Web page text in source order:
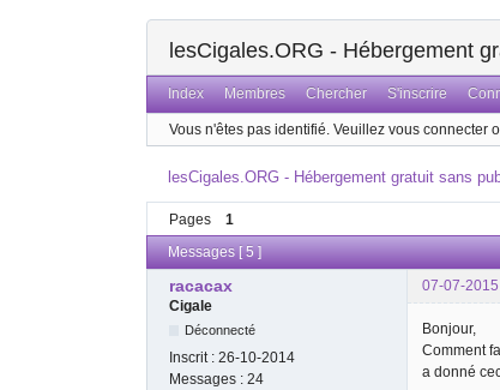
lesCigales.ORG - Hébergement
Index Membres Chercher S'inscrire
Vous n'êtes pas identifié. Veuillez vous connecter
lesCigales.ORG - Hébergement gratuit sans
Pages 1
Messages [ 5 ]
racacax
07-07-
Cigale
Déconnecté
Inscrit : 26-10-2014
Messages : 24
Bonjour,
Comment
a donné